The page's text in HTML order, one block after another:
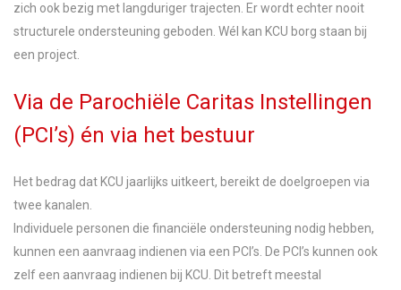
zich ook bezig met langduriger trajecten. Er wordt echter nooit
structurele ondersteuning geboden. Wél kan KCU borg staan bij
een project.
Via de Parochiële Caritas Instellingen
(PCI’s) én via het bestuur
Het bedrag dat KCU jaarlijks uitkeert, bereikt de doelgroepen via
twee kanalen.
Individuele personen die financiële ondersteuning nodig hebben,
kunnen een aanvraag indienen via een PCI’s. De PCI’s kunnen ook
zelf een aanvraag indienen bij KCU. Dit betreft meestal